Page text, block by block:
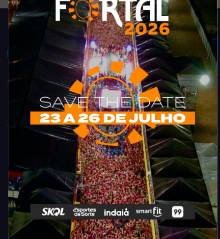
Acompanhe todas as novidades do entretenimento na região de
Fortaleza. Dicas, promoções, coberturas exclusivas e muito mais.
Categorias
Camarote Vip Junino
Cidade
Destaques
Marketing E Negócios
Música
News Tech